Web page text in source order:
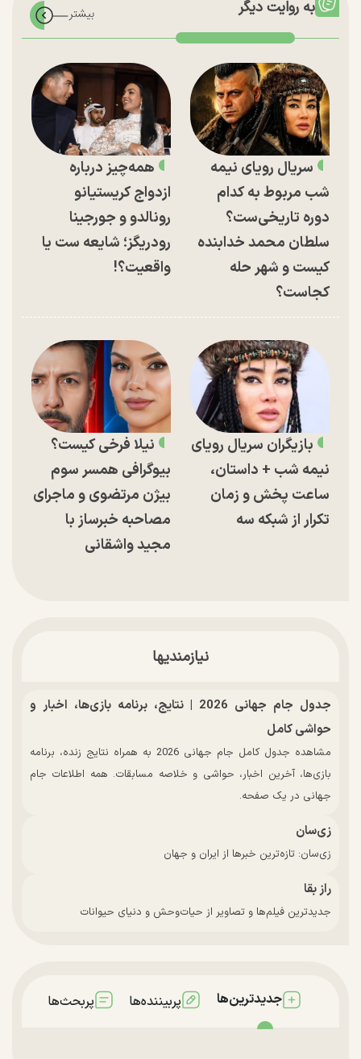
به روایت دیگر
سریال رویای نیمه
شب مربوط به کدام
دوره تاریخی‌ست؟
سلطان محمد خدابنده
کیست و شهر حله
کجاست؟
همه‌چیز درباره
ازدواج کریستیانو
رونالدو و جورجینا
رودریگز؛ شایعه ست یا
واقعیت؟!
بازیگران سریال رویای
نیمه شب + داستان،
ساعت پخش و زمان
تکرار از شبکه سه
نیلا فرخی کیست؟
بیوگرافی همسر سوم
بیژن مرتضوی و ماجرای
مصاحبه خبرساز با
مجید واشقانی
نیازمندیها
جدول جام جهانی 2026 | نتایج، برنامه بازی‌ها، اخبار و
حواشی کامل
مشاهده جدول کامل جام جهانی 2026 به همراه نتایج زنده، برنامه
بازی‌ها، آخرین اخبار، حواشی و خلاصه مسابقات. همه اطلاعات جام
جهانی در یک صفحه.
زی‌سان
زی‌سان: تازه‌ترین خبرها از ایران و جهان
راز بقا
جدیدترین فیلم‌ها و تصاویر از حیات‌وحش و دنیای حیوانات
جدیدترین‌ها پربیننده‌ها پربحث‌ها